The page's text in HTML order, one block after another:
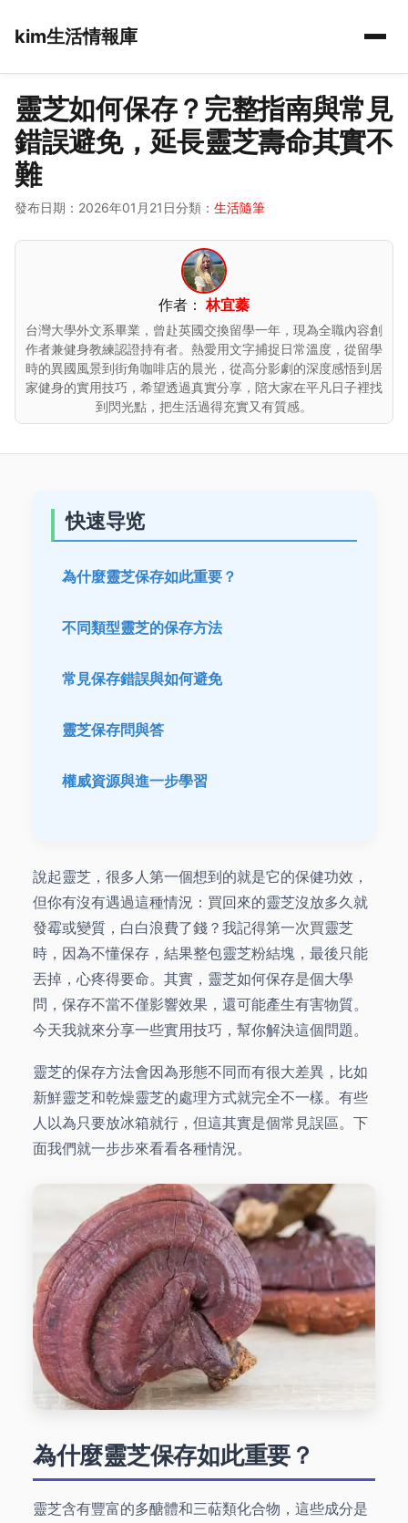
kim生活情報庫
靈芝如何保存？完整指南與常見
錯誤避免，延長靈芝壽命其實不
難
發布日期：2026年01月21日分類： 生活隨筆
作者：林宜蓁
台灣大學外文系畢業，曾赴英國交換留學一年，現為全職內容創
作者兼健身教練認證持有者。熱愛用文字捕捉日常溫度，從留學
時的異國風景到街角咖啡店的晨光，從高分影劇的深度感悟到居
家健身的實用技巧，希望透過真實分享，陪大家在平凡日子裡找
到閃光點，把生活過得充實又有質感。
快速导览
為什麼靈芝保存如此重要？
不同類型靈芝的保存方法
常見保存錯誤與如何避免
靈芝保存問與答
權威資源與進一步學習
說起靈芝，很多人第一個想到的就是它的保健功效，
但你有沒有遇過這種情況：買回來的靈芝沒放多久就
發霉或變質，白白浪費了錢？我記得第一次買靈芝
時，因為不懂保存，結果整包靈芝粉結塊，最後只能
丟掉，心疼得要命。其實，靈芝如何保存是個大學
問，保存不當不僅影響效果，還可能產生有害物質。
今天我就來分享一些實用技巧，幫你解決這個問題。
靈芝的保存方法會因為形態不同而有很大差異，比如
新鮮靈芝和乾燥靈芝的處理方式就完全不一樣。有些
人以為只要放冰箱就行，但這其實是個常見誤區。下
面我們就一步步來看看各種情況。
為什麼靈芝保存如此重要？
靈芝含有豐富的多醣體和三萜類化合物，這些成分是